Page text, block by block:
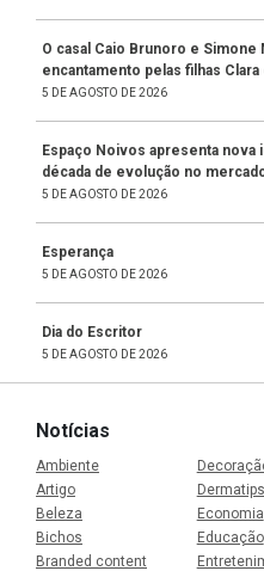
O casal Caio Brunoro e
encantamento pelas filhas Clara
5 DE AGOSTO DE 2026
Espaço Noivos apresenta nova
década de evolução no
5 DE AGOSTO DE 2026
Esperança
5 DE AGOSTO DE 2026
Dia do Escritor
5 DE AGOSTO DE 2026
Notícias
Ambiente
Artigo
Beleza
Bichos
Branded content
Dermatips
Economia
Educação